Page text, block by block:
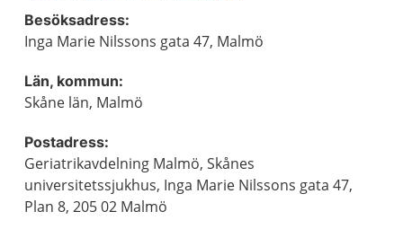
Besöksadress:
Inga Marie Nilssons gata 47, Malmö
Län, kommun:
Skåne län, Malmö
Postadress:
Geriatrikavdelning Malmö, Skånes
universitetssjukhus, Inga Marie Nilssons gata 47,
Plan 8, 205 02 Malmö